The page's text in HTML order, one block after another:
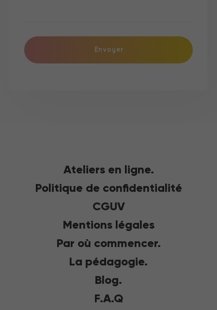
Ateliers en ligne.
Politique de confidentialité
CGUV
Mentions légales
Par où commencer.
La pédagogie.
Blog.
F.A.Q